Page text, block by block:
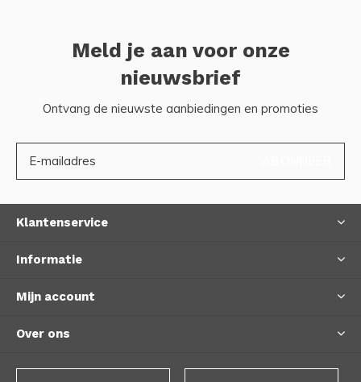
Meld je aan voor onze
nieuwsbrief
Ontvang de nieuwste aanbiedingen en promoties
Klantenservice
Informatie
Mijn account
Over ons